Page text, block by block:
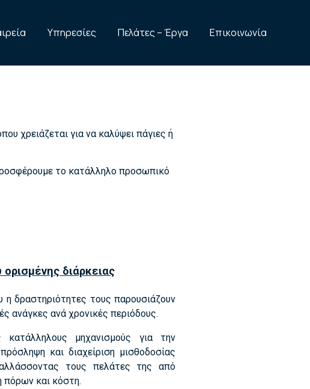
Υπηρεσίες Πελάτες – Έργα Επικοινωνία
χρειάζεται για να καλύψει πάγιες ή
το κατάλληλο προσωπικό
διάρκειας
η δραστηριότητες τους παρουσιάζουν
ανάγκες ανά χρονικές περιόδους.
μηχανισμούς για την
και διαχείριση μισθοδοσίας
τους πελάτες της από
πόρων και κόστη.